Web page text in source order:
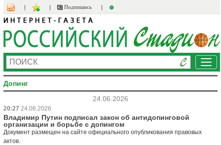
Подпишись
Допинг
24.06.2026
20:27 24.06.2026
Владимир Путин подписал закон об антидопинговой
организации и борьбе с допингом
Документ размещен на сайте официального опубликования правовых
актов.